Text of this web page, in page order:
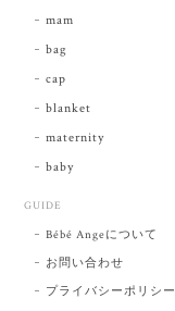
mam
bag
cap
blanket
maternity
baby
GUIDE
Bébé Angeについて
お問い合わせ
プライバシーポリシー